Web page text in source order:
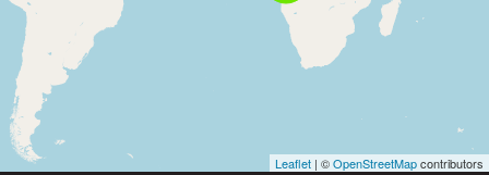
Leaflet | ©OpenStreetMapcontributors